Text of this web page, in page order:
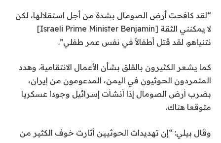
“لقد كافحت أرض الصومال بشدة من أجل استقلالها، لكن
لا يمكنني الثقة [Israeli Prime Minister Benjamin]
نتنياهو. لقد قتل أطفالاً في نفس عمر طفلي”.
كما يشعر الكثيرون بالقلق بشأن الأعمال الانتقامية. وهدد
المتمردون الحوثيون في اليمن، المدعومون من إيران،
بضرب أرض الصومال إذا أنشأت إسرائيل وجودا عسكريا
متوقعا هناك.
وقال بيلي: “إن تهديدات الحوثيين أثارت خوف الكثير من